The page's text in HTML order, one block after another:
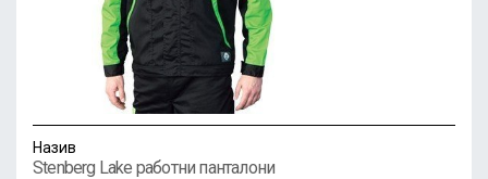
Назив
Stenberg Lake работни панталони